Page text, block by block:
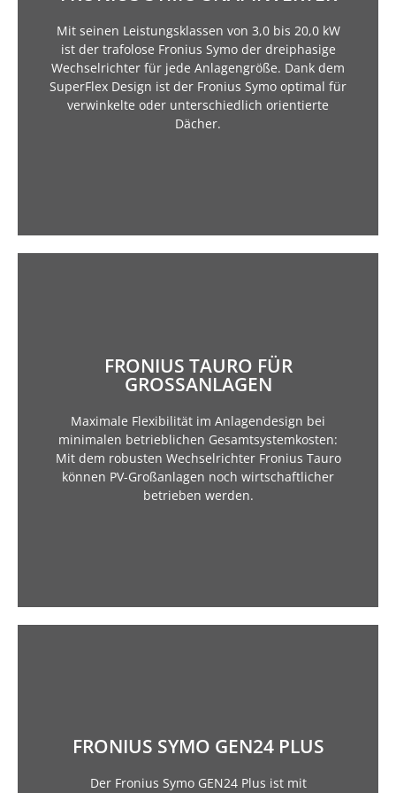
Mit seinen Leistungsklassen von 3,0 bis 20,0 kW
ist der trafolose Fronius Symo der dreiphasige
Wechselrichter für jede Anlagengröße. Dank dem
SuperFlex Design ist der Fronius Symo optimal für
verwinkelte oder unterschiedlich orientierte
Dächer.
Die serienmäßige Anbindung an das Internet per
WLAN oder Ethernet sowie die einfache
Integration von Drittanbieter-Komponenten
machen den Fronius Symo zu einem der
kommunikativsten Wechselrichter am Markt.
Zudem ermöglicht die Zählerschnittstelle ein
FRONIUS TAURO FÜR
GROSSANLAGEN
Maximale Flexibilität im Anlagendesign bei
minimalen betrieblichen Gesamtsystemkosten:
Mit dem robusten Wechselrichter Fronius Tauro
können PV-Großanlagen noch wirtschaftlicher
betrieben werden.
Ob unter direkter Sonneneinstrahlung oder bei
extremer Hitze, sein doppelwandiges Gehäuse
sowie die aktive Kühlung ermöglichen volle
Leistung und maximale Erträge selbst unter
widrigsten Umweltbedingungen. Gleichzeitig lässt
sich der widerstandsfähige Projektwechselrichter
aus Österreich schnell installieren und warten.
FRONIUS SYMO GEN24 PLUS
Der Fronius Symo GEN24 Plus ist mit
Auswahl an Notstromvarianten (PV Point, Full
Backup) bei Netzausfällen für den höchsten Grad
an Versorgungssicherheit.